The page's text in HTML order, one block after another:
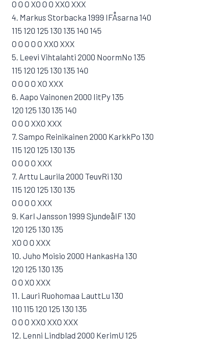
O O O XO O O XXO XXX
4. Markus Storbacka 1999 IFÅsarna 140
115 120 125 130 135 140 145
O O O O O XXO XXX
5. Leevi Vihtalahti 2000 NoormNo 135
115 120 125 130 135 140
O O O O XO XXX
6. Aapo Vainonen 2000 IitPy 135
120 125 130 135 140
O O O XXO XXX
7. Sampo Reinikainen 2000 KarkkPo 130
115 120 125 130 135
O O O O XXX
7. Arttu Laurila 2000 TeuvRi 130
115 120 125 130 135
O O O O XXX
9. Karl Jansson 1999 SjundeåIF 130
120 125 130 135
XO O O XXX
10. Juho Moisio 2000 HankasHa 130
120 125 130 135
O O XO XXX
11. Lauri Ruohomaa LauttLu 130
110 115 120 125 130 135
O O O XXO XXO XXX
12. Lenni Lindblad 2000 KerimU 125